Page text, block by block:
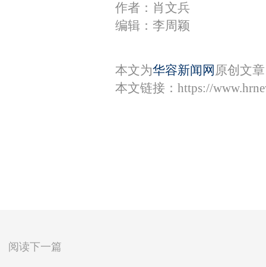
作者：肖文兵
编辑：李周颖
本文为华容新闻网 原创文
本文链接： https://
阅读下一篇